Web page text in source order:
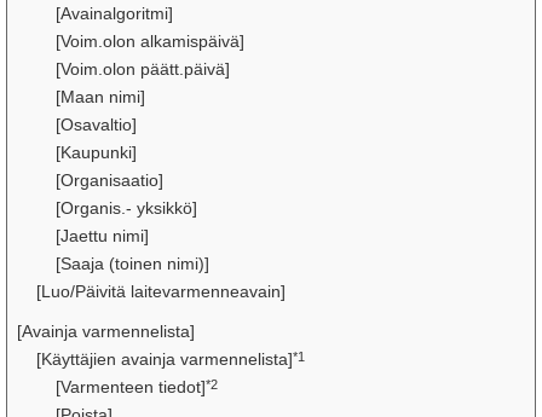
[Avainalgoritmi]
[Voim.olon alkamispäivä]
[Voim.olon päätt.päivä]
[Maan nimi]
[Osavaltio]
[Kaupunki]
[Organisaatio]
[Organis.- yksikkö]
[Jaettu nimi]
[Saaja (toinen nimi)]
[Luo/Päivitä laitevarmenneavain]
[Avainja varmennelista]
[Käyttäjien avainja varmennelista]*1
[Varmenteen tiedot]*2